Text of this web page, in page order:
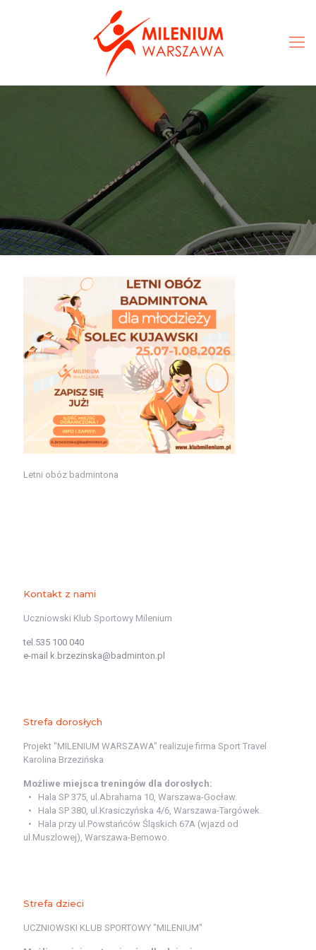
Letni obóz badmintona
Kontakt z nami
Uczniowski Klub Sportowy Milenium
tel.535 100 040
e-mail k.brzezinska@badminton.pl
Strefa dorosłych
Projekt "MILENIUM WARSZAWA" realizuje firma Sport Travel
Karolina Brzezińska
Możliwe miejsca treningów dla dorosłych:
Hala SP 375, ul.Abrahama 10, Warszawa-Gocław.
Hala SP 380, ul.Krasiczyńska 4/6, Warszawa-Targówek.
Hala przy ul.Powstańców Śląskich 67A (wjazd od
ul.Muszlowej), Warszawa-Bemowo.
Strefa dzieci
UCZNIOWSKI KLUB SPORTOWY "MILENIUM"